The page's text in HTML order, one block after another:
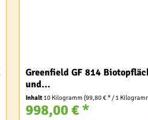
Greenfield GF 814
und...
Inhalt 10 Kilogramm (99,80 € * / 1
998,00 € *